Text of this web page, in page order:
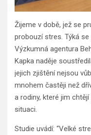
Žijeme v době, jež se
probouzí stres. Týká
Výzkumná agentura
Kapka naděje
jejich zjištění nejsou
mnohem častěji než
a rodiny, které jim
situaci.
Studie uvádí: “Velké